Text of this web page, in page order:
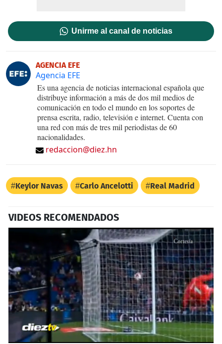
Unirme al canal de noticias
AGENCIA EFE
Agencia EFE
Es una agencia de noticias internacional española que
distribuye información a más de dos mil medios de
comunicación en todo el mundo en los soportes de
prensa escrita, radio, televisión e internet. Cuenta con
una red con más de tres mil periodistas de 60
nacionalidades.
redaccion@diez.hn
Keylor Navas Carlo Ancelotti Real Madrid
VIDEOS RECOMENDADOS